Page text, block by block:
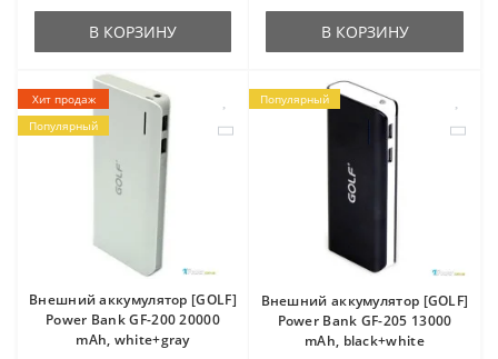
В КОРЗИНУ В КОРЗИНУ
Хит продаж
Популярный
Внешний аккумулятор [GOLF]
Power Bank GF-200 20000
mAh, white+gray
Популярный
Внешний аккумулятор [GOLF]
Power Bank GF-205 13000
mAh, black+white